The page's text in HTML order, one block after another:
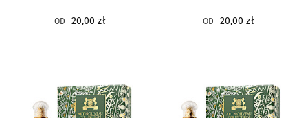
Axome 7
Blend Oud 26
OD 20,00 zł OD 20,00 zł